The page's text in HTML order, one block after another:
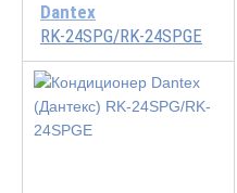
Dantex
RK-24SPG/RK-24SPGE